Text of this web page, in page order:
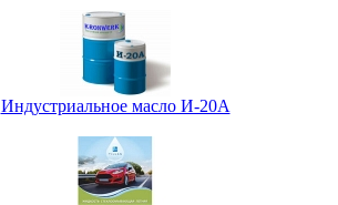
Индустриальное масло И-20А